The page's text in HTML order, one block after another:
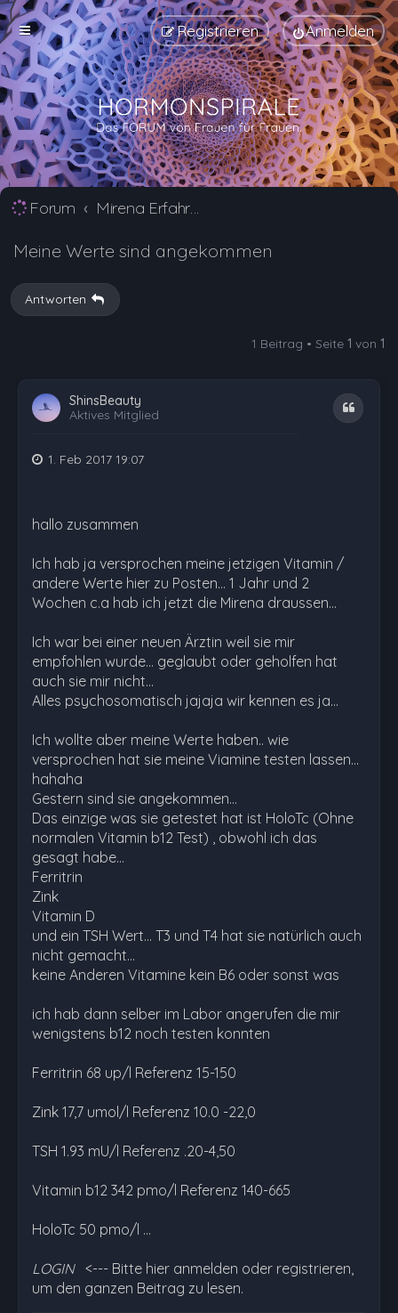
Anmelden
Registrieren
Forum Mirena Erfahrungsberichte und Nebenwirkungen
Meine Werte sind angekommen
Antworten
1 Beitrag • Seite 1 von 1
ShinsBeauty
Aktives Mitglied
Zitat
1. Feb 2017 19:07
hallo zusammen
Ich hab ja versprochen meine jetzigen Vitamin /
andere Werte hier zu Posten... 1 Jahr und 2
Wochen c.a hab ich jetzt die Mirena draussen...
Ich war bei einer neuen Ärztin weil sie mir
empfohlen wurde... geglaubt oder geholfen hat
auch sie mir nicht...
Alles psychosomatisch jajaja wir kennen es ja...
Ich wollte aber meine Werte haben.. wie
versprochen hat sie meine Viamine testen lassen...
hahaha
Gestern sind sie angekommen...
Das einzige was sie getestet hat ist HoloTc (Ohne
normalen Vitamin b12 Test) , obwohl ich das
gesagt habe...
Ferritrin
Zink
Vitamin D
und ein TSH Wert... T3 und T4 hat sie natürlich auch
nicht gemacht...
keine Anderen Vitamine kein B6 oder sonst was
ich hab dann selber im Labor angerufen die mir
wenigstens b12 noch testen konnten
Ferritrin 68 up/l Referenz 15-150
Zink 17,7 umol/l Referenz 10.0 -22,0
TSH 1.93 mU/l Referenz .20-4,50
Vitamin b12 342 pmo/l Referenz 140-665
HoloTc 50 pmo/l …
LOGIN <--- Bitte hier anmelden oder registrieren,
um den ganzen Beitrag zu lesen.